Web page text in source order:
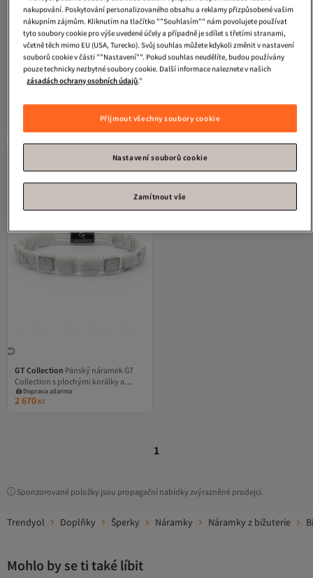
Collection s jedním korálkem, BÍLÝ
HOWLITE, energetické kameny,
náramek s leopardím vzorem a
BÍLÝMI energetickými kameny
Doprava zdarma
1 456
GT Collection Pánský náramek GT
Collection s plochými korálky a
bílými energetickými kameny howlit,
univerzální velikost a nastavitelná
Doprava zdarma
2 670 Kč
1
Sponzorované položky jsou propagační nabídky zvýrazněné prodejci.
Trendyol Doplňky Šperky Náramky Náramky z bižuterie
Mohlo by se ti také líbit
nakupování. Poskytování personalizovaného obsahu a reklamy přizpůsobené vašim
nákupním zájmům. Kliknutím na tlačítko ""Souhlasím"" nám povolujete používat
tyto soubory cookie pro výše uvedené účely a případně je sdílet s třetími stranami,
včetně těch mimo EU (USA, Turecko). Svůj souhlas můžete kdykoli změnit v nastavení
souborů cookie v části ""Nastavení"". Pokud souhlas neudělíte, budou používány
pouze technicky nezbytné soubory cookie. Další informace naleznete v našich
zásadách ochrany osobních údajů."
Přijmout všechny soubory cookie
Nastavení souborů cookie
Zamítnout vše